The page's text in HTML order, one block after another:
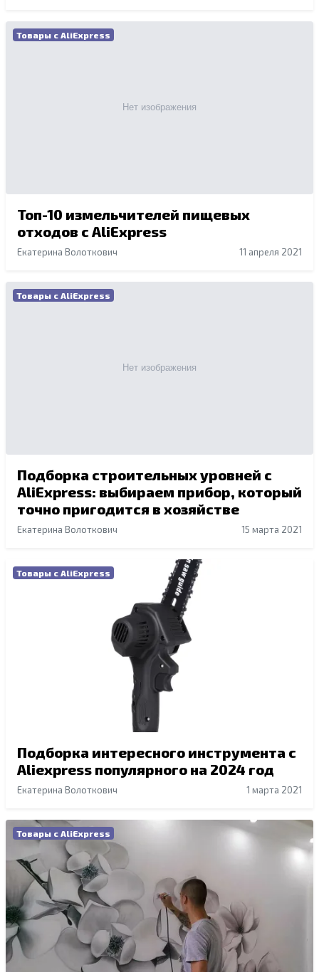
Товары с AliExpress
Топ-10 измельчителей пищевых
отходов с AliExpress
Екатерина Волоткович 11 апреля 2021
Товары с AliExpress
Подборка строительных уровней с
AliExpress: выбираем прибор, который
точно пригодится в хозяйстве
Екатерина Волоткович 15 марта 2021
Товары с AliExpress
Подборка интересного инструмента с
Aliexpress популярного на 2024 год
Екатерина Волоткович 1 марта 2021
Товары с AliExpress